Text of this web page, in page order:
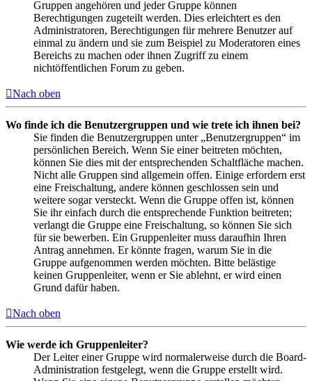
Gruppen angehören und jeder Gruppe können
Berechtigungen zugeteilt werden. Dies erleichtert es den
Administratoren, Berechtigungen für mehrere Benutzer auf
einmal zu ändern und sie zum Beispiel zu Moderatoren eines
Bereichs zu machen oder ihnen Zugriff zu einem
nichtöffentlichen Forum zu geben.
Nach oben
Wo finde ich die Benutzergruppen und wie trete ich ihnen bei?
Sie finden die Benutzergruppen unter „Benutzergruppen“ im
persönlichen Bereich. Wenn Sie einer beitreten möchten,
können Sie dies mit der entsprechenden Schaltfläche machen.
Nicht alle Gruppen sind allgemein offen. Einige erfordern erst
eine Freischaltung, andere können geschlossen sein und
weitere sogar versteckt. Wenn die Gruppe offen ist, können
Sie ihr einfach durch die entsprechende Funktion beitreten;
verlangt die Gruppe eine Freischaltung, so können Sie sich
für sie bewerben. Ein Gruppenleiter muss daraufhin Ihren
Antrag annehmen. Er könnte fragen, warum Sie in die
Gruppe aufgenommen werden möchten. Bitte belästige
keinen Gruppenleiter, wenn er Sie ablehnt, er wird einen
Grund dafür haben.
Nach oben
Wie werde ich Gruppenleiter?
Der Leiter einer Gruppe wird normalerweise durch die Board-
Administration festgelegt, wenn die Gruppe erstellt wird.